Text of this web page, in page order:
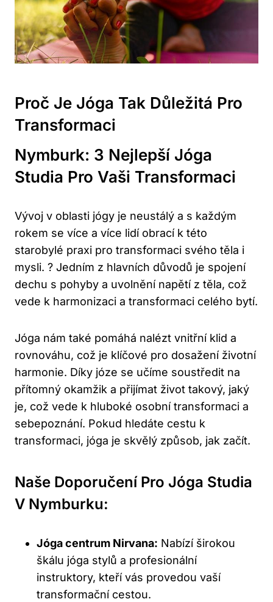
Proč Je Jóga Tak Důležitá Pro
Transformaci
Nymburk: 3 Nejlepší Jóga
Studia Pro Vaši Transformaci
Vývoj v oblasti jógy je neustálý a s každým
rokem se více a více lidí obrací k této
starobylé praxi pro transformaci svého těla i
mysli. ? Jedním z hlavních důvodů je spojení
dechu s pohyby a uvolnění napětí z těla, což
vede k harmonizaci a transformaci celého bytí.
Jóga nám také pomáhá nalézt vnitřní klid a
rovnováhu, což je klíčové pro dosažení životní
harmonie. Díky józe se učíme soustředit na
přítomný okamžik a přijímat život takový, jaký
je, což vede k hluboké osobní transformaci a
sebepoznání. Pokud hledáte cestu k
transformaci, jóga je skvělý způsob, jak začít.
Naše Doporučení Pro Jóga Studia
V Nymburku:
Jóga centrum Nirvana: Nabízí širokou
škálu jóga stylů a profesionální
instruktory, kteří vás provedou vaší
transformační cestou.